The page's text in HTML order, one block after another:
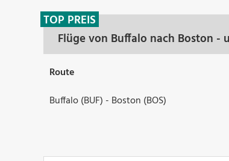
Flüge von Buffalo nach Boston -
TOP PREIS
Route
Buffalo (BUF) - Boston (BOS)